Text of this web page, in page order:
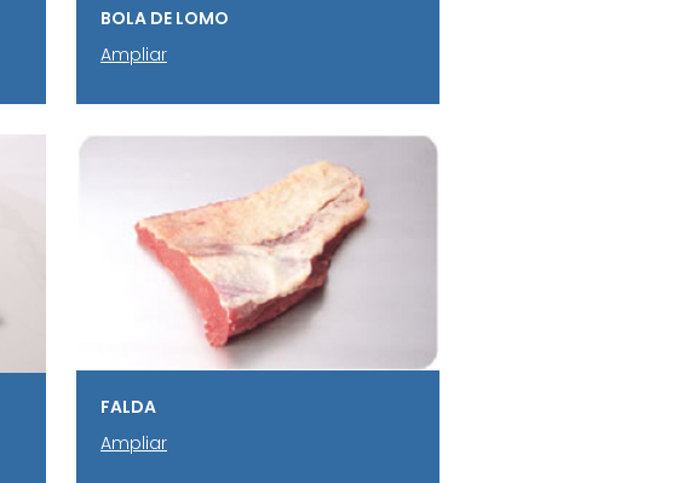
BOLA DE LOMO
Ampliar
FALDA
Ampliar